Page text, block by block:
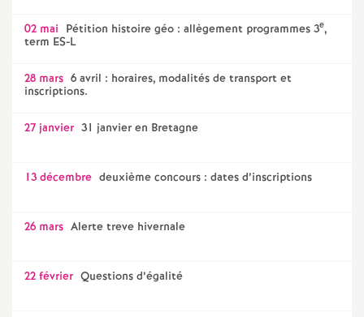
02 mai Pétition histoire géo : allègement programmes 3e,
term ES-L
28 mars 6 avril : horaires, modalités de transport et
inscriptions.
27 janvier 31 janvier en Bretagne
13 décembre deuxième concours : dates d’inscriptions
26 mars Alerte treve hivernale
22 février Questions d’égalité